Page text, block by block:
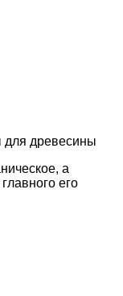
для древесины
а
его